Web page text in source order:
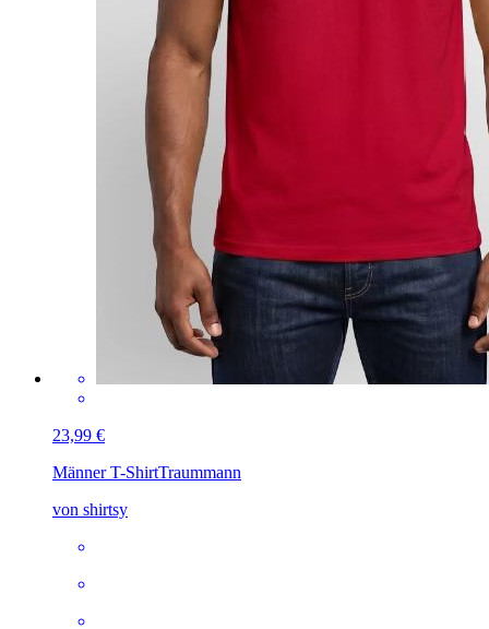
23,99 €
Männer T-ShirtTraummann
von shirtsy